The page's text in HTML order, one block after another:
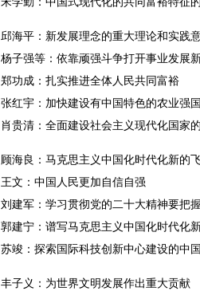
邱海平：新发展理念的重大理论和实践
杨子强等：依靠顽强斗争打开事业发展
郑功成：扎实推进全体人民共同富裕
张红宇：加快建设有中国特色的农业强国
肖贵清：全面建设社会主义现代化国家
顾海良：马克思主义中国化时代化新的
王文：中国人民更加自信自强
刘建军：学习贯彻党的二十大精神要把
郭建宁：谱写马克思主义中国化时代化
苏竣：探索国际科技创新中心建设的中
丰子义：为世界文明发展作出重大贡献